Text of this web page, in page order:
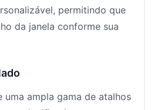
permitindo que
da janela conforme sua
uma ampla gama de atalhos